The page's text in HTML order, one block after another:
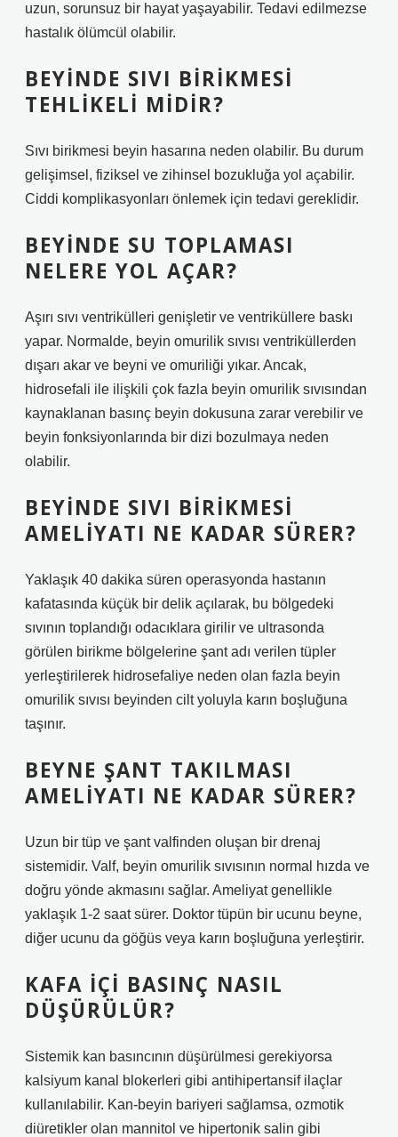
uzun, sorunsuz bir hayat yaşayabilir. Tedavi edilmezse
hastalık ölümcül olabilir.
BEYINDE SIVI BIRIKMESI
TEHLIKELI MIDIR?
Sıvı birikmesi beyin hasarına neden olabilir. Bu durum
gelişimsel, fiziksel ve zihinsel bozukluğa yol açabilir.
Ciddi komplikasyonları önlemek için tedavi gereklidir.
BEYINDE SU TOPLAMASI
NELERE YOL AÇAR?
Aşırı sıvı ventrikülleri genişletir ve ventriküllere baskı
yapar. Normalde, beyin omurilik sıvısı ventriküllerden
dışarı akar ve beyni ve omuriliği yıkar. Ancak,
hidrosefali ile ilişkili çok fazla beyin omurilik sıvısından
kaynaklanan basınç beyin dokusuna zarar verebilir ve
beyin fonksiyonlarında bir dizi bozulmaya neden
olabilir.
BEYINDE SIVI BIRIKMESI
AMELIYATI NE KADAR SÜRER?
Yaklaşık 40 dakika süren operasyonda hastanın
kafatasında küçük bir delik açılarak, bu bölgedeki
sıvının toplandığı odacıklara girilir ve ultrasonda
görülen birikme bölgelerine şant adı verilen tüpler
yerleştirilerek hidrosefaliye neden olan fazla beyin
omurilik sıvısı beyinden cilt yoluyla karın boşluğuna
taşınır.
BEYNE ŞANT TAKILMASI
AMELIYATI NE KADAR SÜRER?
Uzun bir tüp ve şant valfinden oluşan bir drenaj
sistemidir. Valf, beyin omurilik sıvısının normal hızda ve
doğru yönde akmasını sağlar. Ameliyat genellikle
yaklaşık 1-2 saat sürer. Doktor tüpün bir ucunu beyne,
diğer ucunu da göğüs veya karın boşluğuna yerleştirir.
KAFA IÇI BASINÇ NASIL
DÜŞÜRÜLÜR?
Sistemik kan basıncının düşürülmesi gerekiyorsa
kalsiyum kanal blokerleri gibi antihipertansif ilaçlar
kullanılabilir. Kan-beyin bariyeri sağlamsa, ozmotik
diüretikler olan mannitol ve hipertonik salin gibi